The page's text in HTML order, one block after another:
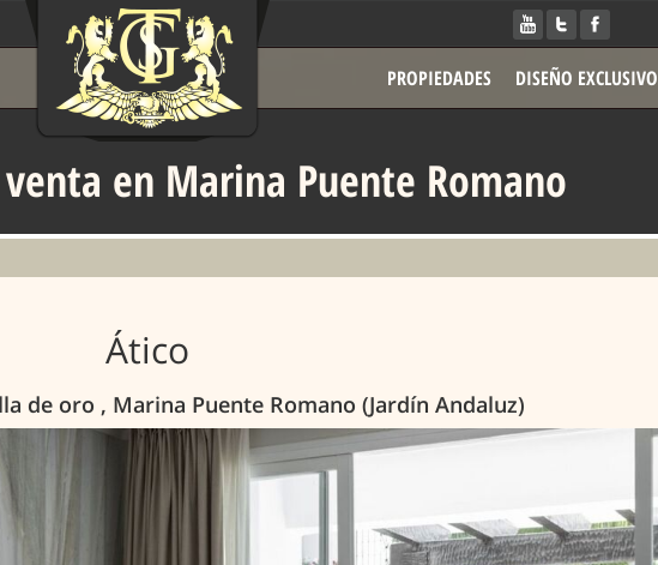
PROPIEDADES DISEÑO EXCLUSIVO
en Marina Puente Romano
Ático
de oro , Marina Puente Romano (Jardín Andaluz)